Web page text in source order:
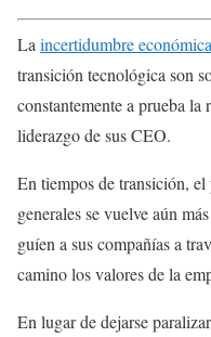
Laincertidumbre económica
transición tecnológica son
constantemente a prueba la
liderazgo de sus CEO.
En tiempos de transición,
generales se vuelve aún
guíen a sus compañías a
camino los valores de la
En lugar de dejarse